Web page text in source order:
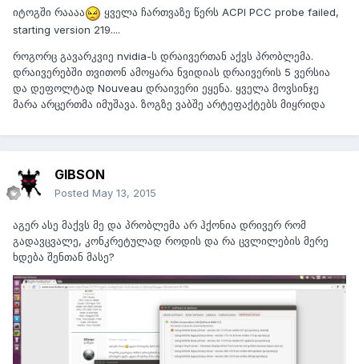
იტოგში რაააა
ყველა ჩართვაზე წერს ACPI PCC probe failed,
starting version 219....
როგორც გავარკვიე nvidia-ს დრაივერთან აქვს პრობლემა.
დრაივერებში თვითონ ამოყარა ნვიდიას დრაივერის 5 ვერსია
და დეფოლტად Nouveau დრაივერი ეყენა. ყველა მოვსინჯე
მარა არცერთმა იმუშავა. ზოგზე ვაბშე არტეფაქტებს მიყრიდა
GIBSON
Posted May 13, 2015
აგერ ასე მაქვს მე და პრობლემა არ ჰქონია დრივერ რომ
გადავცვალე, კონკრეტულად როდის და რა ცვლილების მერე
ხდება შენთან მასე?